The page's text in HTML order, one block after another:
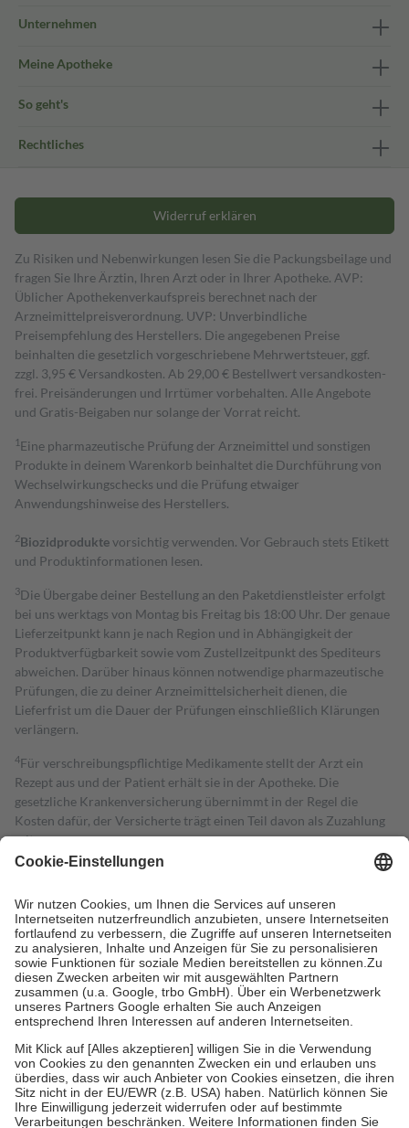
Unternehmen
Meine Apotheke
So geht's
Rechtliches
Widerruf erklären
Zu Risiken und Nebenwirkungen lesen Sie die Packungsbeilage und
fragen Sie Ihre Ärztin, Ihren Arzt oder in Ihrer Apotheke. AVP:
Üblicher Apothekenverkaufspreis berechnet nach der
Arzneimittelpreisverordnung. UVP: Unverbindliche
Preisempfehlung des Herstellers. Die angegebenen Preise
beinhalten die gesetzlich vorgeschriebene Mehrwertsteuer, ggf.
zzgl. 3,95 € Versandkosten. Ab 29,00 € Bestell­wert versand­kosten­
frei. Preisänderungen und Irrtümer vorbehalten. Alle Angebote
und Gratis-Beigaben nur solange der Vorrat reicht.
1 Eine pharmazeutische Prüfung der Arzneimittel und sonstigen
Produkte in deinem Warenkorb beinhaltet die Durchführung von
Wechselwirkungschecks und die Prüfung etwaiger
Anwendungshinweise des Herstellers.
2Biozidproduktevorsichtig verwenden. Vor Gebrauch stets Etikett
und Produktinformationen lesen.
3Die Übergabe deiner Bestellung an den Paketdienstleister erfolgt
bei uns werktags von Montag bis Freitag bis 18:00 Uhr. Der genaue
Lieferzeitpunkt kann je nach Region und in Abhängigkeit der
Produktverfügbarkeit sowie vom Zustellzeitpunkt des Spediteurs
abweichen. Darüber hinaus können notwendige pharmazeutische
Prüfungen, die zu deiner Arzneimittelsicherheit dienen, die
Lieferfrist um die Dauer der Prüfungen einschließlich Klärungen
verlängern.
4Für verschreibungspflichtige Medikamente stellt der Arzt ein
Rezept aus und der Patient erhält sie in der Apotheke. Die
gesetzliche Krankenversicherung übernimmt in der Regel die
Kosten dafür, der Versicherte trägt einen Teil davon als Zuzahlung
mit.
Grundsätzlich leisten Mitglieder Zuzahlungen in Höhe von zehn
höchstens zehn Euro.
Es sind jedoch nie mehr als die tatsächlichen
Kosten der Leistung zu entrichten.
Diese Regeln gelten grundsätzlich auch für Online-Apotheken.
Bei Heilmitteln und häuslicher Krankenpflege beträgt die
Zuzahlung zehn Prozent der Kosten sowie zehn Euro je
Verordnung.
Um das Engagement der Versicherten für ihre eigene Gesundheit zu
stärken und die besondere Stellung der Familie zu unterstützen,
fallenkeine Zuzahlungenan bei:
• Kindern und Jugendlichen bis zum vollendeten 18. Lebensjahr
mit Ausnahme der Fahrkosten
• Untersuchungen zur Vorsorge und Früherkennung, die von der